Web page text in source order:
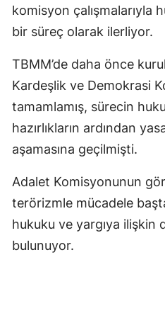
komisyon çalışmalarıyla
bir süreç olarak ilerliyor.
TBMM’de daha önce
Kardeşlik ve Demokrasi
tamamlamış, sürecin
hazırlıkların ardından
aşamasına geçilmişti.
Adalet Komisyonunun
terörizmle mücadele
hukuku ve yargıya ilişkin
bulunuyor.